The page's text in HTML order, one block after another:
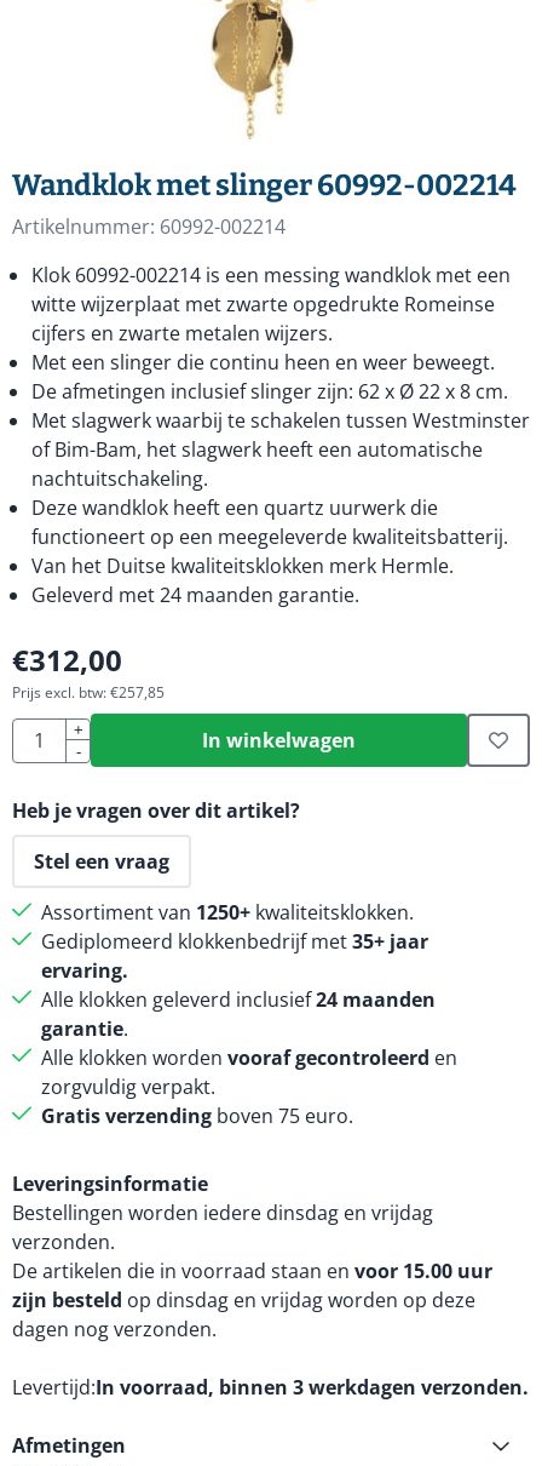
Wandklok met slinger 60992-002214
Artikelnummer: 60992-002214
Klok 60992-002214 is een messing wandklok met een
witte wijzerplaat met zwarte opgedrukte Romeinse
cijfers en zwarte metalen wijzers.
Met een slinger die continu heen en weer beweegt.
De afmetingen inclusief slinger zijn: 62 x Ø 22 x 8 cm.
Met slagwerk waarbij te schakelen tussen Westminster
of Bim-Bam, het slagwerk heeft een automatische
nachtuitschakeling.
Deze wandklok heeft een quartz uurwerk die
functioneert op een meegeleverde kwaliteitsbatterij.
Van het Duitse kwaliteitsklokken merk Hermle.
Geleverd met 24 maanden garantie.
€312,00
Prijs excl. btw:€257,85
Aantal
+
-
In winkelwagen
Heb je vragen over dit artikel?
Stel een vraag
Assortiment van 1250+ kwaliteitsklokken.
Gediplomeerd klokkenbedrijf met35+ jaar
ervaring.
Alle klokken geleverd inclusief24 maanden
garantie.
Alle klokken worden vooraf gecontroleerd en
zorgvuldig verpakt.
Gratis verzending boven 75 euro.
Leveringsinformatie
Bestellingen worden iedere dinsdag en vrijdag
verzonden.
De artikelen die in voorraad staan en voor 15.00 uur
zijn besteld op dinsdag en vrijdag worden op deze
dagen nog verzonden.
Levertijd In voorraad, binnen 3 werkdagen verzonden.
Afmetingen